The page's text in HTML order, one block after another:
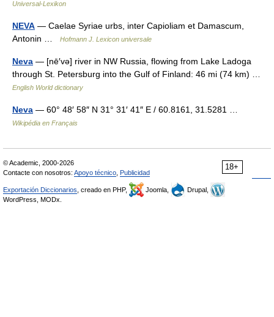
Universal-Lexikon
NEVA — Caelae Syriae urbs, inter Capioliam et Damascum,
Antonin …
Hofmann J. Lexicon universale
Neva — [nē′və] river in NW Russia, flowing from Lake Ladoga
through St. Petersburg into the Gulf of Finland: 46 mi (74 km) …
English World dictionary
Neva — 60° 48′ 58″ N 31° 31′ 41″ E / 60.8161, 31.5281 …
Wikipédia en Français
18+
© Academic, 2000-2026
Contacte con nosotros: Apoyo técnico Publicidad
Exportación Diccionarios , creado en PHP, Joomla,
Drupal,
WordPress, MODx.